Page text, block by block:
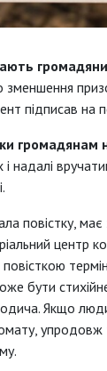
зменшення
підписав на
громадянам
і надалі
повістку, має
центр
бути
Якщо
упродовж